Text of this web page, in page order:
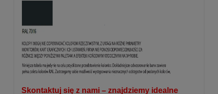
Skontaktuj się z nami – znajdziemy idealne